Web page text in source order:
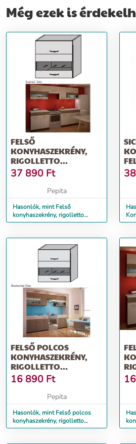
Még ezek is
FELSŐ
KONYHASZEKRÉNY,
RIGOLLETTO
LIGHT/RIGOLLETTO
DARK/WENGE, JUR...
37 890 Ft
Pepita
Hasonlók, mint Felső
konyhaszekrény, rigolletto
light/rigolletto dark/wenge,
FELSŐ POLCOS
KONYHASZEKRÉNY,
RIGOLLETTO
DARK/RIGOLLETTO
LIGHT/WEN...
16 890 Ft
Pepita
Hasonlók, mint Felső polcos
konyhaszekrény, rigolletto
dark/rigolletto light/wen...